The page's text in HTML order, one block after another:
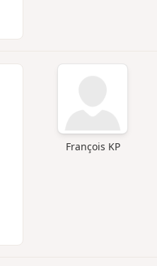
François KP